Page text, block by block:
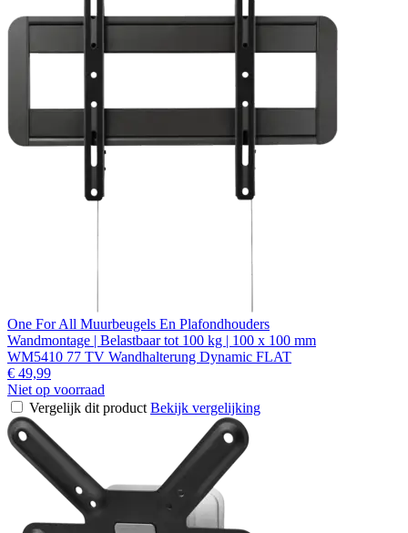
One For All Muurbeugels En Plafondhouders
Wandmontage | Belastbaar tot 100 kg | 100 x 100 mm
WM5410 77 TV Wandhalterung Dynamic FLAT
€ 49,99
Niet op voorraad
Vergelijk dit product Bekijk vergelijking